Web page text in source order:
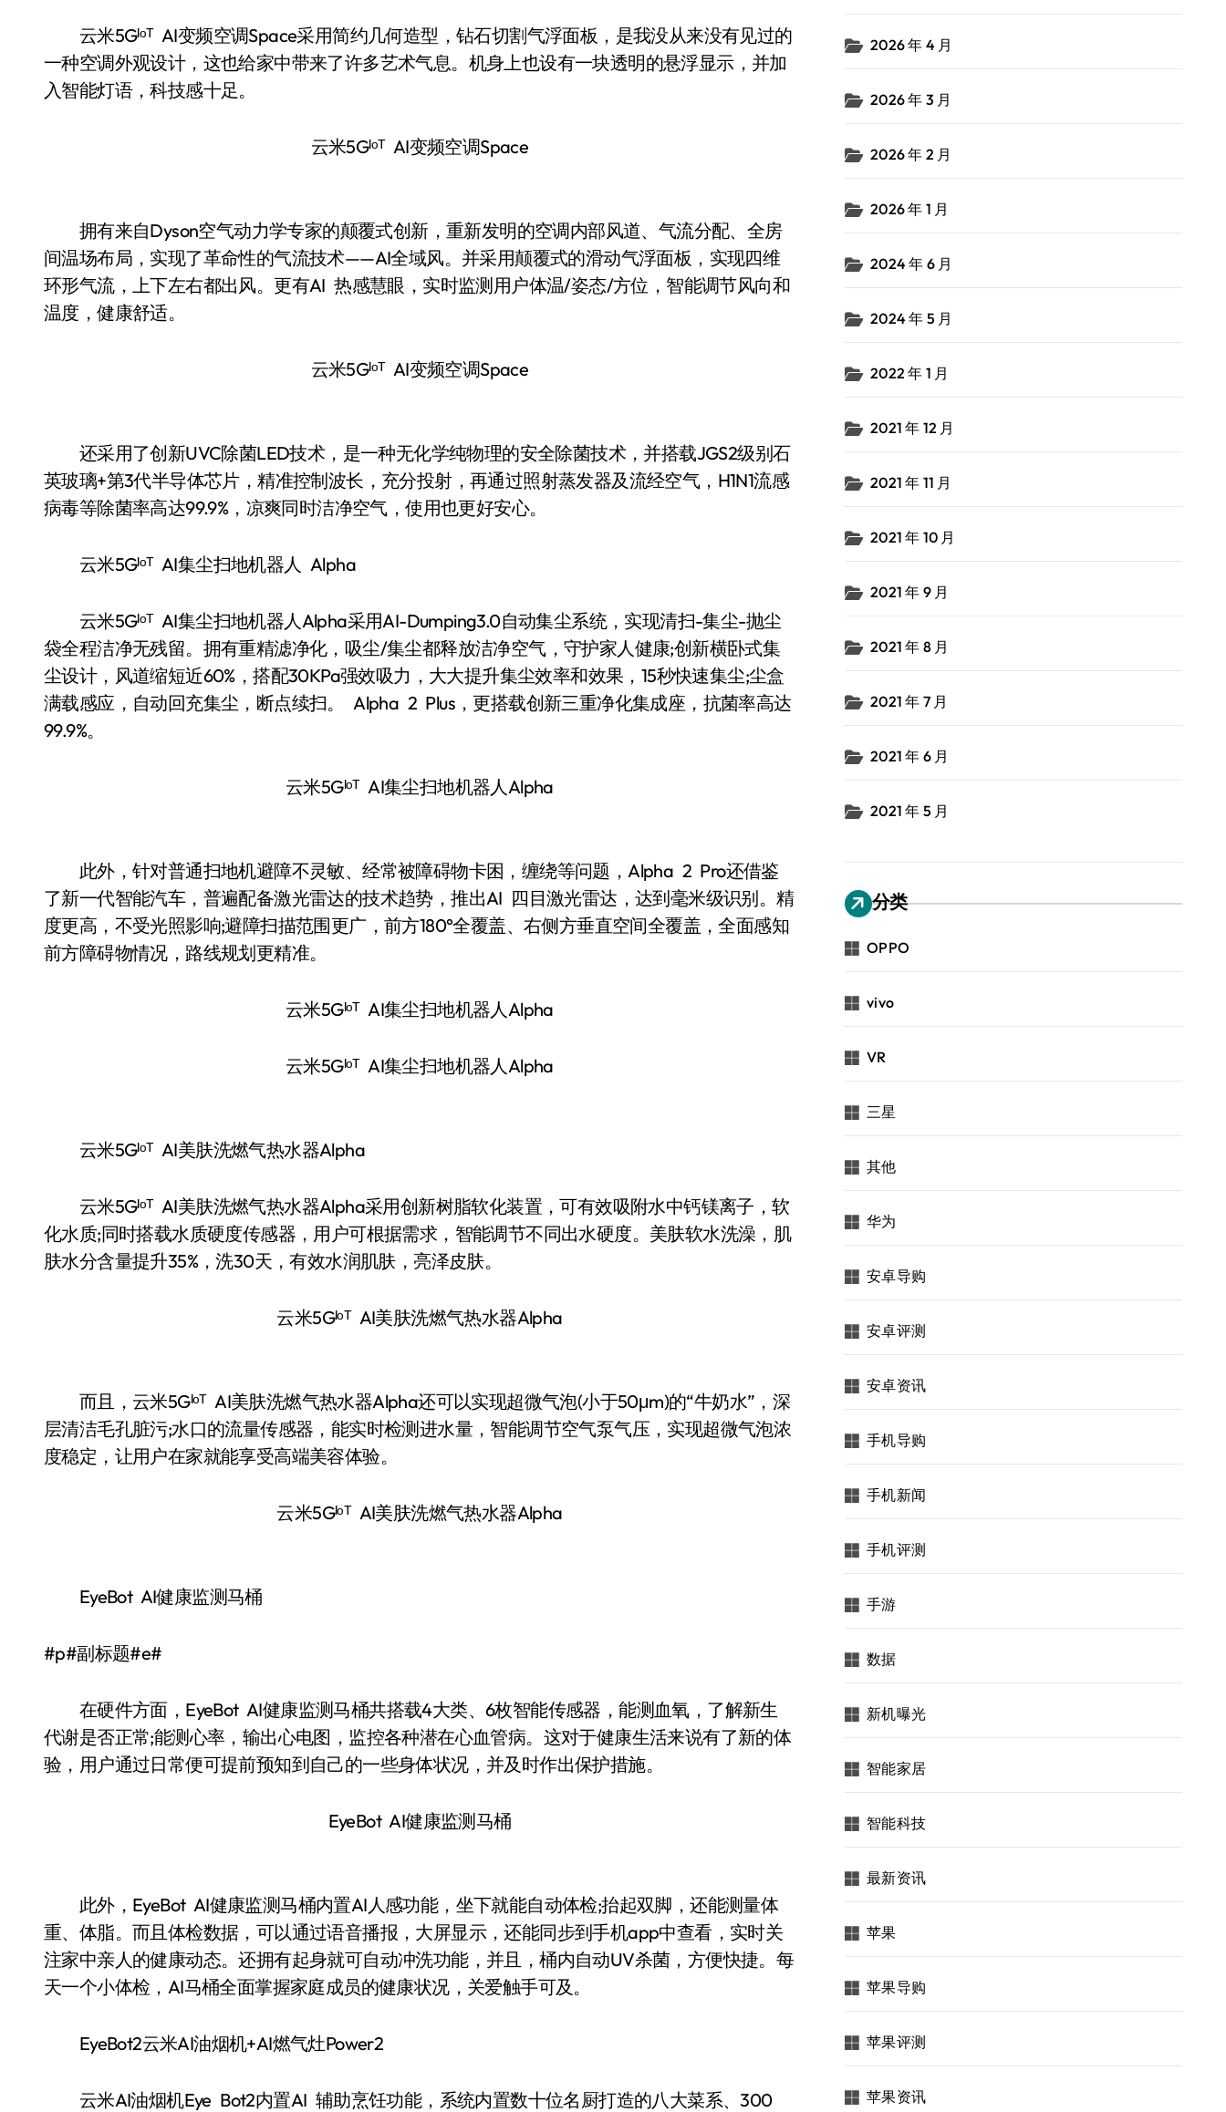
云米5Gᴵᵒᵀ AI变频空调Space采用简约几何造型，钻石切割气浮面板，是我没从来没有见过的
一种空调外观设计，这也给家中带来了许多艺术气息。机身上也设有一块透明的悬浮显示，并加
入智能灯语，科技感十足。
云米5Gᴵᵒᵀ AI变频空调Space
拥有来⾃Dyson空⽓动⼒学专家的颠覆式创新，重新发明的空调内部⻛道、⽓流分配、全房
间温场布局，实现了⾰命性的⽓流技术——AI全域风。并采用颠覆式的滑动气浮面板，实现四维
环形气流，上下左右都出风。更有AI 热感慧眼，实时监测用户体温/姿态/方位，智能调节风向和
温度，健康舒适。
云米5Gᴵᵒᵀ AI变频空调Space
还采用了创新UVC除菌LED技术，是一种无化学纯物理的安全除菌技术，并搭载JGS2级别石
英玻璃+第3代半导体芯片，精准控制波长，充分投射，再通过照射蒸发器及流经空气，H1N1流感
病毒等除菌率高达99.9%，凉爽同时洁净空气，使用也更好安心。
云米5Gᴵᵒᵀ AI集尘扫地机器人 Alpha
云米5Gᴵᵒᵀ AI集尘扫地机器人Alpha采用AI-Dumping3.0⾃动集尘系统，实现清扫-集尘-抛尘
袋全程洁净⽆残留。拥有重精滤净化，吸尘/集尘都释放洁净空⽓，守护家人健康;创新横卧式集
尘设计，⻛道缩短近60%，搭配30KPa强效吸⼒，⼤⼤提升集尘效率和效果，15秒快速集尘;尘盒
满载感应，⾃动回充集尘，断点续扫。 Alpha 2 Plus，更搭载创新三重净化集成座，抗菌率高达
99.9%。
云米5Gᴵᵒᵀ AI集尘扫地机器人Alpha
此外，针对普通扫地机避障不灵敏、经常被障碍物卡困，缠绕等问题，Alpha 2 Pro还借鉴
了新⼀代智能汽⻋，普遍配备激光雷达的技术趋势，推出AI 四目激光雷达，达到毫米级识别。精
度更⾼，不受光照影响;避障扫描范围更⼴，前⽅180°全覆盖、右侧⽅垂直空间全覆盖，全⾯感知
前⽅障碍物情况，路线规划更精准。
云米5Gᴵᵒᵀ AI集尘扫地机器人Alpha
云米5Gᴵᵒᵀ AI集尘扫地机器人Alpha
云米5Gᴵᵒᵀ AI美肤洗燃气热水器Alpha
云米5Gᴵᵒᵀ AI美肤洗燃气热水器Alpha采用创新树脂软化装置，可有效吸附⽔中钙镁离⼦，软
化水质;同时搭载水质硬度传感器，用户可根据需求，智能调节不同出⽔硬度。美肤软水洗澡，肌
肤水分含量提升35%，洗30天，有效水润肌肤，亮泽皮肤。
云米5Gᴵᵒᵀ AI美肤洗燃气热水器Alpha
而且，云米5Gᴵᵒᵀ AI美肤洗燃气热水器Alpha还可以实现超微气泡(小于50μm)的“牛奶水”，深
层清洁毛孔脏污;⽔⼝的流量传感器，能实时检测进⽔量，智能调节空⽓泵⽓压，实现超微⽓泡浓
度稳定，让用户在家就能享受⾼端美容体验。
云米5Gᴵᵒᵀ AI美肤洗燃气热水器Alpha
EyeBot AI健康监测马桶
#p#副标题#e#
在硬件方面，EyeBot AI健康监测马桶共搭载4大类、6枚智能传感器，能测血氧，了解新生
代谢是否正常;能测心率，输出心电图，监控各种潜在心血管病。这对于健康生活来说有了新的体
验，用户通过日常便可提前预知到自己的一些身体状况，并及时作出保护措施。
EyeBot AI健康监测马桶
此外，EyeBot AI健康监测马桶内置AI人感功能，坐下就能自动体检;抬起双脚，还能测量体
重、体脂。而且体检数据，可以通过语音播报，大屏显示，还能同步到手机app中查看，实时关
注家中亲人的健康动态。还拥有起身就可自动冲洗功能，并且，桶内自动UV杀菌，方便快捷。每
天一个小体检，AI马桶全面掌握家庭成员的健康状况，关爱触手可及。
EyeBot2云米AI油烟机+AI燃气灶Power2
云米AI油烟机Eye Bot2内置AI 辅助烹饪功能，系统内置数⼗位名厨打造的八大菜系、300
2026 年 4 月
2026 年 3 月
2026 年 2 月
2026 年 1 月
2024 年 6 月
2024 年 5 月
2022 年 1 月
2021 年 12 月
2021 年 11 月
2021 年 10 月
2021 年 9 月
2021 年 8 月
2021 年 7 月
2021 年 6 月
2021 年 5 月
分类
OPPO
vivo
VR
三星
其他
华为
安卓导购
安卓评测
安卓资讯
手机导购
手机新闻
手机评测
手游
数据
新机曝光
智能家居
智能科技
最新资讯
苹果
苹果导购
苹果评测
苹果资讯